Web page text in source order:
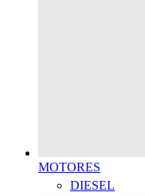
MOTORES
DIESEL